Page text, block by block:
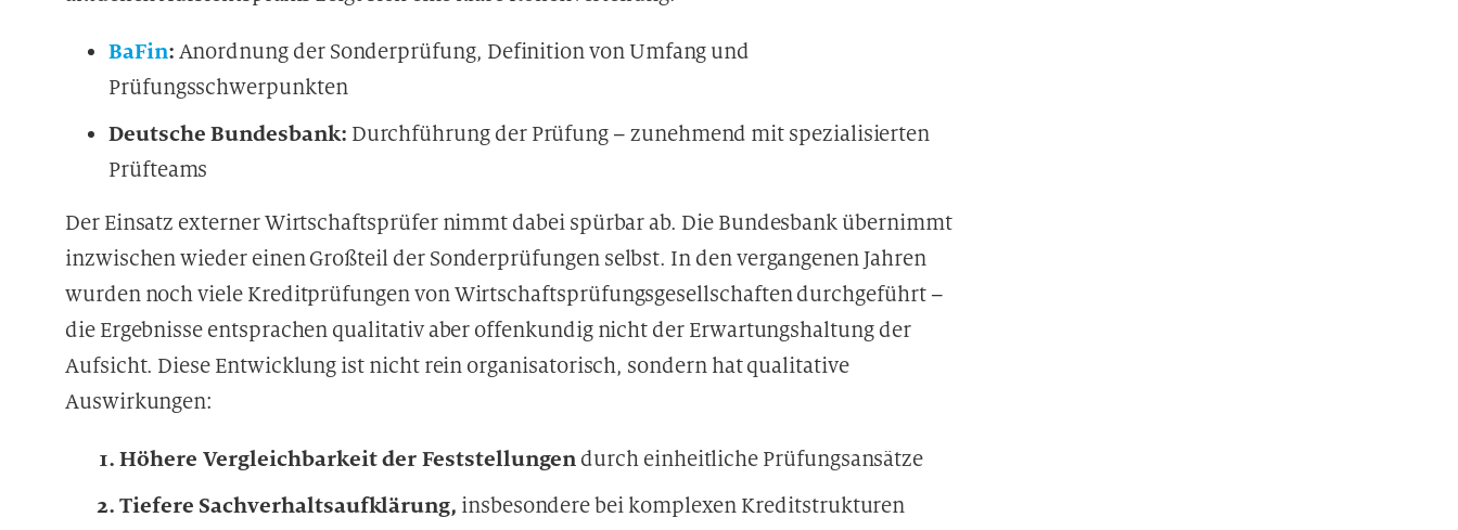
BaFin: Anordnung der Sonderprüfung, Definition von Umfang und
Prüfungsschwerpunkten
Deutsche Bundesbank: Durchführung der Prüfung – zunehmend mit spezialisierten
Prüfteams
Der Einsatz externer Wirtschaftsprüfer nimmt dabei spürbar ab. Die Bundesbank übernimmt
inzwischen wieder einen Großteil der Sonderprüfungen selbst. In den vergangenen Jahren
wurden noch viele Kreditprüfungen von Wirtschaftsprüfungsgesellschaften durchgeführt –
die Ergebnisse entsprachen qualitativ aber offenkundig nicht der Erwartungshaltung der
Aufsicht. Diese Entwicklung ist nicht rein organisatorisch, sondern hat qualitative
Auswirkungen:
Höhere Vergleichbarkeit der Feststellungen durch einheitliche Prüfungsansätze
Tiefere Sachverhaltsaufklärung, insbesondere bei komplexen Kreditstrukturen